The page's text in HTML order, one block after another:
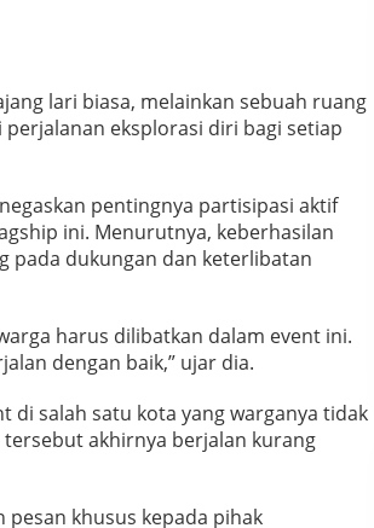
lari biasa, melainkan sebuah ruang
eksplorasi diri bagi setiap
pentingnya partisipasi aktif
ini. Menurutnya, keberhasilan
pada dukungan dan keterlibatan
harus dilibatkan dalam event ini.
dengan baik,” ujar dia.
di salah satu kota yang warganya tidak
akhirnya berjalan kurang
khusus kepada pihak